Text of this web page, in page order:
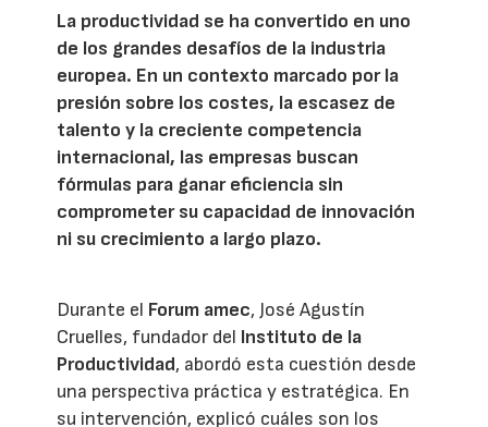
La productividad se ha convertido en uno
de los grandes desafíos de la industria
europea. En un contexto marcado por la
presión sobre los costes, la escasez de
talento y la creciente competencia
internacional, las empresas buscan
fórmulas para ganar eficiencia sin
comprometer su capacidad de innovación
ni su crecimiento a largo plazo.
Durante el Forum amec, José Agustín
Cruelles, fundador del Instituto de la
Productividad, abordó esta cuestión desde
una perspectiva práctica y estratégica. En
su intervención, explicó cuáles son los